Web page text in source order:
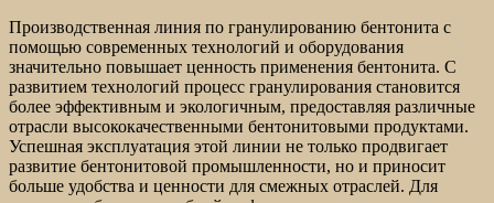
Производственная линия по гранулированию бентонита с
помощью современных технологий и оборудования
значительно повышает ценность применения бентонита. С
развитием технологий процесс гранулирования становится
более эффективным и экологичным, предоставляя различные
отрасли высококачественными бентонитовыми продуктами.
Успешная эксплуатация этой линии не только продвигает
развитие бентонитовой промышленности, но и приносит
больше удобства и ценности для смежных отраслей. Для